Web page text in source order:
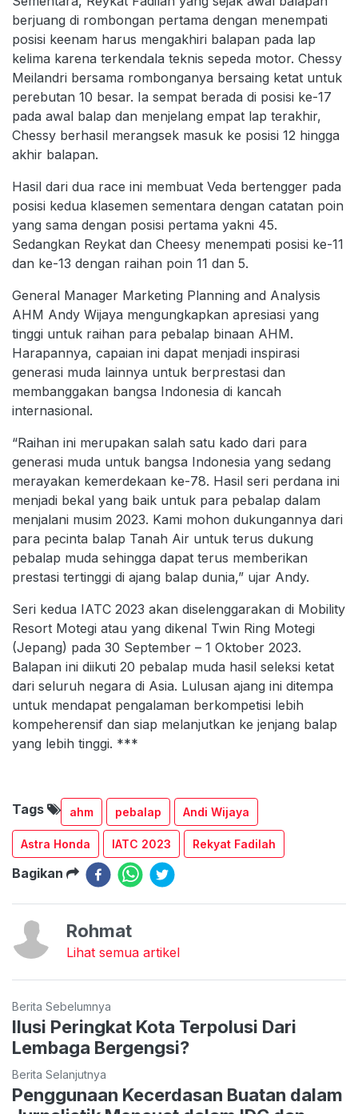
berjuang di rombongan pertama dengan menempati
posisi keenam harus mengakhiri balapan pada lap
kelima karena terkendala teknis sepeda motor. Chessy
Meilandri bersama rombonganya bersaing ketat untuk
perebutan 10 besar. Ia sempat berada di posisi ke-17
pada awal balap dan menjelang empat lap terakhir,
Chessy berhasil merangsek masuk ke posisi 12 hingga
akhir balapan.
Hasil dari dua race ini membuat Veda bertengger pada
posisi kedua klasemen sementara dengan catatan poin
yang sama dengan posisi pertama yakni 45.
Sedangkan Reykat dan Cheesy menempati posisi ke-11
dan ke-13 dengan raihan poin 11 dan 5.
General Manager Marketing Planning and Analysis
AHM Andy Wijaya mengungkapkan apresiasi yang
tinggi untuk raihan para pebalap binaan AHM.
Harapannya, capaian ini dapat menjadi inspirasi
generasi muda lainnya untuk berprestasi dan
membanggakan bangsa Indonesia di kancah
internasional.
“Raihan ini merupakan salah satu kado dari para
generasi muda untuk bangsa Indonesia yang sedang
merayakan kemerdekaan ke-78. Hasil seri perdana ini
menjadi bekal yang baik untuk para pebalap dalam
menjalani musim 2023. Kami mohon dukungannya dari
para pecinta balap Tanah Air untuk terus dukung
pebalap muda sehingga dapat terus memberikan
prestasi tertinggi di ajang balap dunia,” ujar Andy.
Seri kedua IATC 2023 akan diselenggarakan di Mobility
Resort Motegi atau yang dikenal Twin Ring Motegi
(Jepang) pada 30 September – 1 Oktober 2023.
Balapan ini diikuti 20 pebalap muda hasil seleksi ketat
dari seluruh negara di Asia. Lulusan ajang ini ditempa
untuk mendapat pengalaman berkompetisi lebih
kompeherensif dan siap melanjutkan ke jenjang balap
yang lebih tinggi. ***
Tags ahm pebalap Andi Wijaya
Astra Honda IATC 2023 Rekyat Fadilah
Bagikan
Rohmat
Lihat semua artikel
Berita Sebelumnya
Ilusi Peringkat Kota Terpolusi Dari
Lembaga Bergengsi?
Berita Selanjutnya
Penggunaan Kecerdasan Buatan dalam